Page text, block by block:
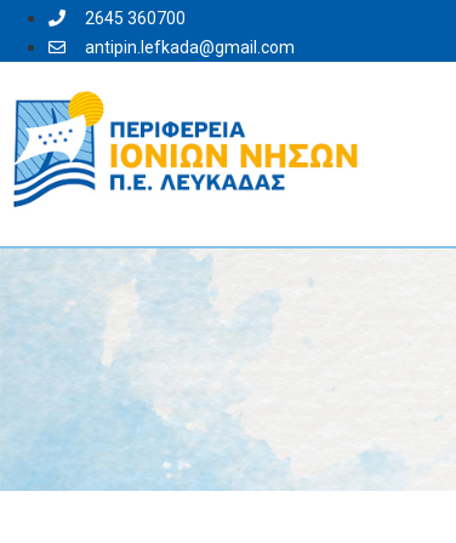
2645 360700
antipin.lefkada@gmail.com